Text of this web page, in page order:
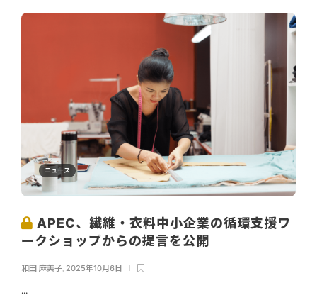
ニュース
APEC、繊維・衣料中小企業の循環支援ワ
ークショップからの提言を公開
和田 麻美子 2025年10月6日
...